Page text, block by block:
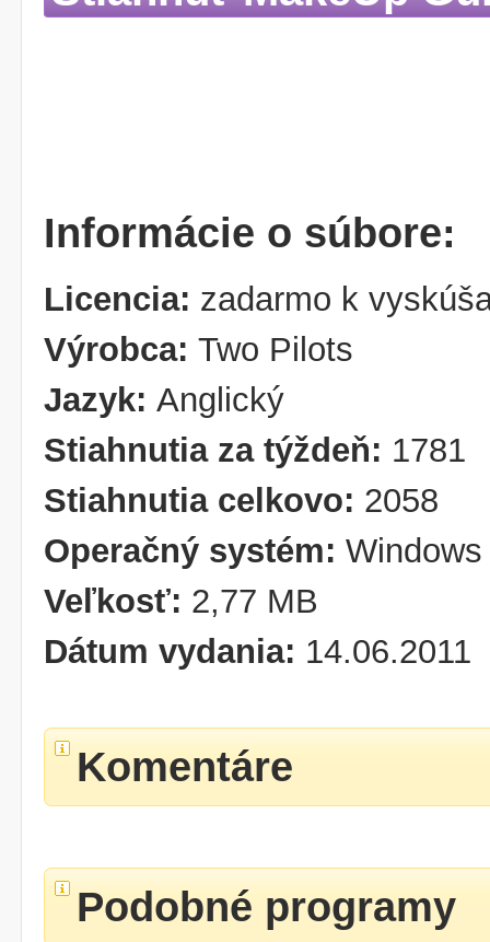
Informácie o súbore:
Licencia: zadarmo k
Výrobca: Two Pilots
Jazyk: Anglický
Stiahnutia za týždeň: 1781
Stiahnutia celkovo: 2058
Operačný systém:
Veľkosť: 2,77 MB
Dátum vydania: 14.06.2011
Komentáre
Podobné programy